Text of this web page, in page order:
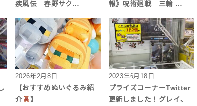
疾風伝 春野サク…
報》呪術廻戦 三輪 …
2026年2月8日
【おすすめぬいぐるみ紹
介
】
2023年6月18日
プライズコーナーTwitter
更新しました！グレイ、